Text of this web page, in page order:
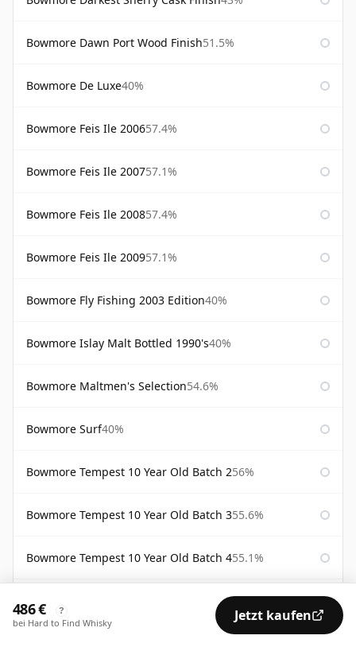
Bowmore Dawn Port Wood Finish51.5%
Bowmore De Luxe40%
Bowmore Feis Ile 200657.4%
Bowmore Feis Ile 200757.1%
Bowmore Feis Ile 200857.4%
Bowmore Feis Ile 200957.1%
Bowmore Fly Fishing 2003 Edition40%
Bowmore Islay Malt Bottled 1990's40%
Bowmore Maltmen's Selection54.6%
Bowmore Surf40%
Bowmore Tempest 10 Year Old Batch 256%
Bowmore Tempest 10 Year Old Batch 355.6%
Bowmore Tempest 10 Year Old Batch 455.1%
Bowmore Voyage Port Wood Finish 56%
486 € ?
bei Hard to Find Whisky Jetzt kaufen